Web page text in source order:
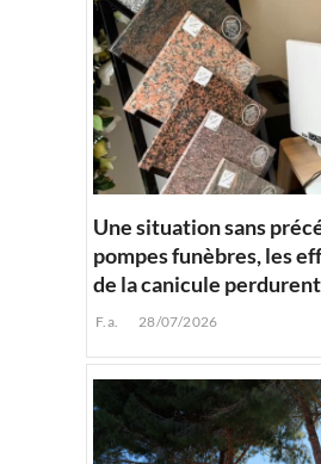
Une situation sans
pompes funèbres, les
de la canicule perdurent
F.a. 28/07/2026